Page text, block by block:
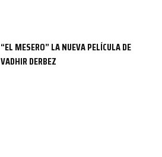
“EL MESERO” LA NUEVA PELÍCULA DE
VADHIR DERBEZ